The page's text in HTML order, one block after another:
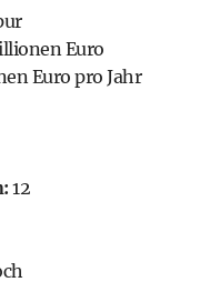
Euro
Euro pro Jahr
12